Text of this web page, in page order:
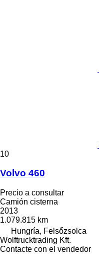
10
Volvo 460
Precio a consultar
Camión cisterna
2013
1.079.815 km
Hungría, Felsőzsolca
Wolftrucktrading Kft.
Contacte con el vendedor